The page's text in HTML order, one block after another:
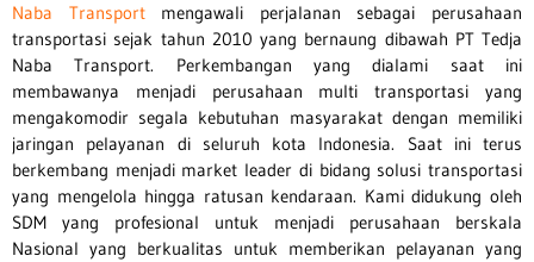
Naba Transportmengawali perjalanan sebagai perusahaan
transportasi sejak tahun 2010 yang bernaung dibawah PT Tedja
Naba Transport. Perkembangan yang dialami saat ini
membawanya menjadi perusahaan multi transportasi yang
mengakomodir segala kebutuhan masyarakat dengan memiliki
jaringan pelayanan di seluruh kota Indonesia. Saat ini terus
berkembang menjadi market leader di bidang solusi transportasi
yang mengelola hingga ratusan kendaraan. Kami didukung oleh
SDM yang profesional untuk menjadi perusahaan berskala
Nasional yang berkualitas untuk memberikan pelayanan yang